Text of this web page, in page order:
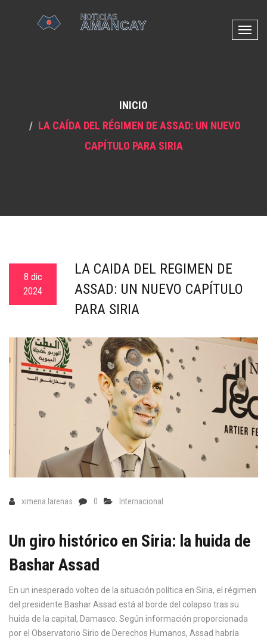
N
a
INICIO
LA CAÍDA DEL RÉGIMEN DE ASSAD: UN NUEVO
CAPÍTULO PARA SIRIA
8 dic
2024
LA CAÍDA DEL RÉGIMEN DE
ASSAD: UN NUEVO CAPÍTULO
PARA SIRIA
ximena larenas 0 Internacional
Un giro histórico en Siria: la huida de
Bashar Assad
En un inesperado volteo de la situación política en Siria, el régimen
del presidente Bashar Assad está al borde del colapso tras su
huida de la capital, Damasco. Según información proporcionada
por el Observatorio Sirio de Derechos Humanos, Assad habría